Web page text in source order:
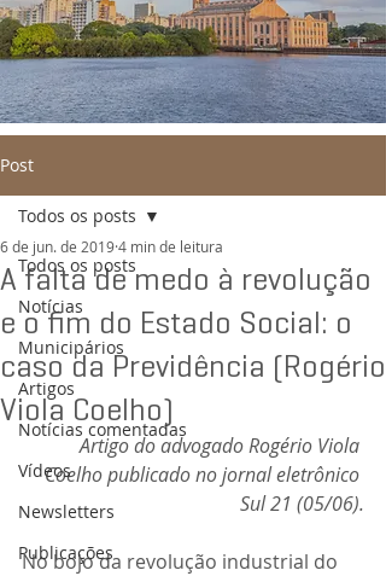
Post
Todos os posts
Notícias
Municipários
Artigos
Notícias comentadas
Vídeos
Newsletters
Publicações
Todos os posts
A falta de medo à revolução
e o fim do Estado Social: o
caso da Previdência (Rogério
Viola Coelho)
6 de jun. de 20194 min de leitura
Artigo do advogado Rogério Viola
Coelho publicado no jornal eletrônico
Sul 21 (05/06).
No bojo da revolução industrial do